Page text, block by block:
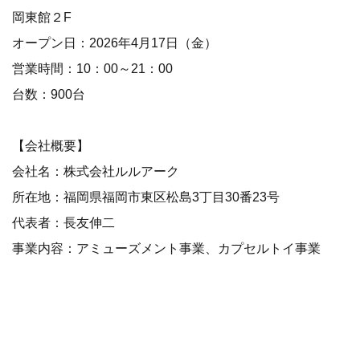
岡東館２F
オープン日：2026年4月17日（金）
営業時間：10：00～21：00
台数：900台
【会社概要】
会社名：株式会社ルルアーク
所在地：福岡県福岡市東区松島3丁目30番23号
代表者：長友伸二
事業内容：アミューズメント事業、カプセルトイ事業